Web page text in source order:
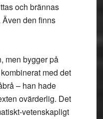
och brännas
den finns
men bygger på
med det
– han hade
ovärderlig. Det
vetenskapligt